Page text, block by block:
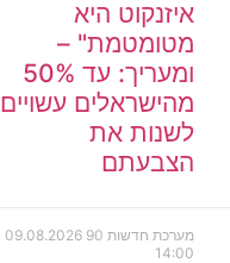
איזנקוט היא
מטומטמת" –
ומעריך: עד 50%
מהישראלים עשויים
לשנות את
הצבעתם
מערכת חדשות 90
09.08.2026
14:00